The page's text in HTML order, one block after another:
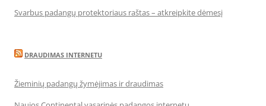
Svarbus padangų protektoriaus raštas – atkreipkite dėmesį
DRAUDIMAS INTERNETU
Žieminių padangų žymėjimas ir draudimas